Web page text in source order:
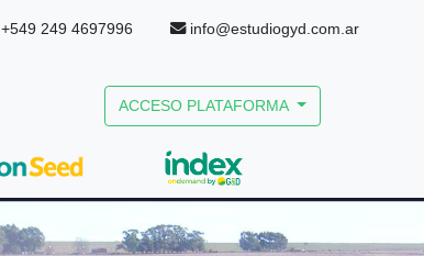
+549 249 4697996 info@estudiogyd.com.ar
ACCESO PLATAFORMA